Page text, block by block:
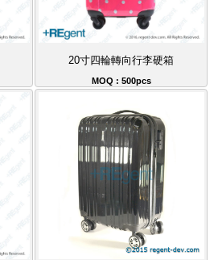
20寸四輪轉向行李硬箱
MOQ : 500pcs